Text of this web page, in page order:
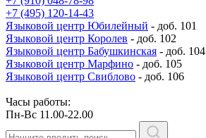
+7 (495) 120-14-43
Языковой центр Юбилейный - доб. 101
Языковой центр Королев - доб. 102
Языковой центр Бабушкинская - доб. 104
Языковой центр Марфино - доб. 105
Языковой центр Свиблово - доб. 106
Часы работы:
Пн-Вс 11.00-22.00